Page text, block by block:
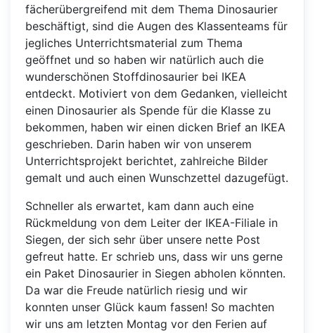
fächerübergreifend mit dem Thema Dinosaurier
beschäftigt, sind die Augen des Klassenteams für
jegliches Unterrichtsmaterial zum Thema
geöffnet und so haben wir natürlich auch die
wunderschönen Stoffdinosaurier bei IKEA
entdeckt. Motiviert von dem Gedanken, vielleicht
einen Dinosaurier als Spende für die Klasse zu
bekommen, haben wir einen dicken Brief an IKEA
geschrieben. Darin haben wir von unserem
Unterrichtsprojekt berichtet, zahlreiche Bilder
gemalt und auch einen Wunschzettel dazugefügt.
Schneller als erwartet, kam dann auch eine
Rückmeldung von dem Leiter der IKEA-Filiale in
Siegen, der sich sehr über unsere nette Post
gefreut hatte. Er schrieb uns, dass wir uns gerne
ein Paket Dinosaurier in Siegen abholen könnten.
Da war die Freude natürlich riesig und wir
konnten unser Glück kaum fassen! So machten
wir uns am letzten Montag vor den Ferien auf